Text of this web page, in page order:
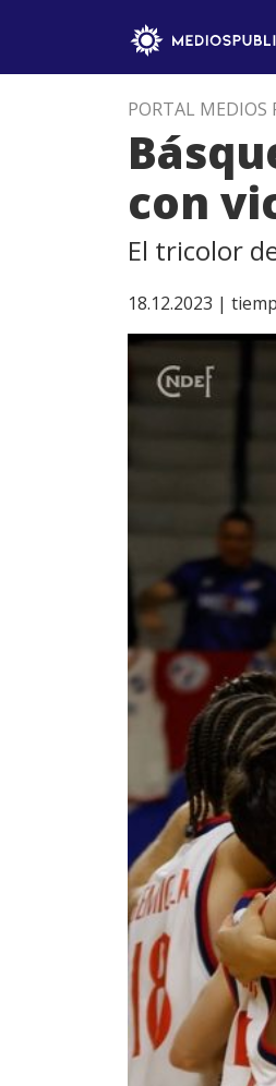
PORTAL MEDIOS
con
El tricolor
18.12.2023 |